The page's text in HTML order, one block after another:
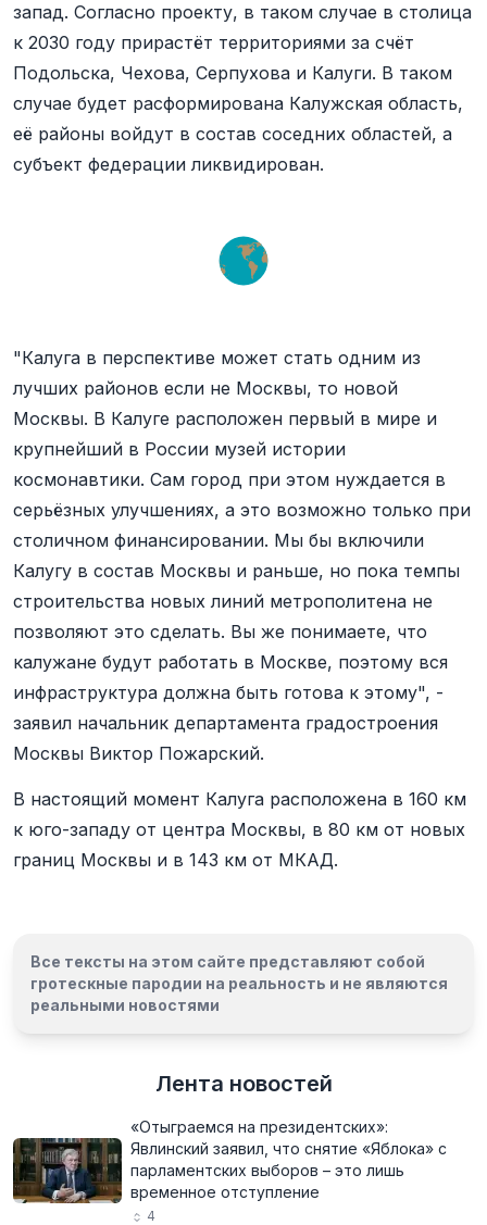
запад. Согласно проекту, в таком случае в столица
к 2030 году прирастёт территориями за счёт
Подольска, Чехова, Серпухова и Калуги. В таком
случае будет расформирована Калужская область,
её районы войдут в состав соседних областей, а
субъект федерации ликвидирован.
"Калуга в перспективе может стать одним из
лучших районов если не Москвы, то новой
Москвы. В Калуге расположен первый в мире и
крупнейший в России музей истории
космонавтики. Сам город при этом нуждается в
серьёзных улучшениях, а это возможно только при
столичном финансировании. Мы бы включили
Калугу в состав Москвы и раньше, но пока темпы
строительства новых линий метрополитена не
позволяют это сделать. Вы же понимаете, что
калужане будут работать в Москве, поэтому вся
инфраструктура должна быть готова к этому", -
заявил начальник департамента градостроения
Москвы Виктор Пожарский.
В настоящий момент Калуга расположена в 160 км
к юго-западу от центра Москвы, в 80 км от новых
границ Москвы и в 143 км от МКАД.
Все тексты на этом сайте представляют собой
гротескные пародии на реальность и не являются
реальными новостями
Лента новостей
«Отыграемся на президентских»:
Явлинский заявил, что снятие «Яблока» с
парламентских выборов – это лишь
временное отступление
4